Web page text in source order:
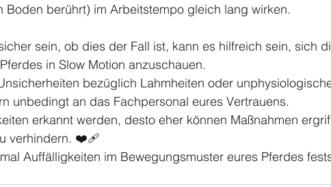
Boden berührt) im Arbeitstempo gleich lang wirken.
sein, ob dies der Fall ist, kann es hilfreich sein, sich
in Slow Motion anzuschauen.
bezüglich Lahmheiten oder
unbedingt an das Fachpersonal eures Vertrauens.
erkannt werden, desto eher können Maßnahmen
verhindern. ❤️‍🩹
Auffälligkeiten im Bewegungsmuster eures Pferdes